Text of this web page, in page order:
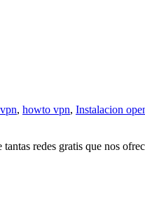
, howto vpn, Instalacion
redes gratis que nos